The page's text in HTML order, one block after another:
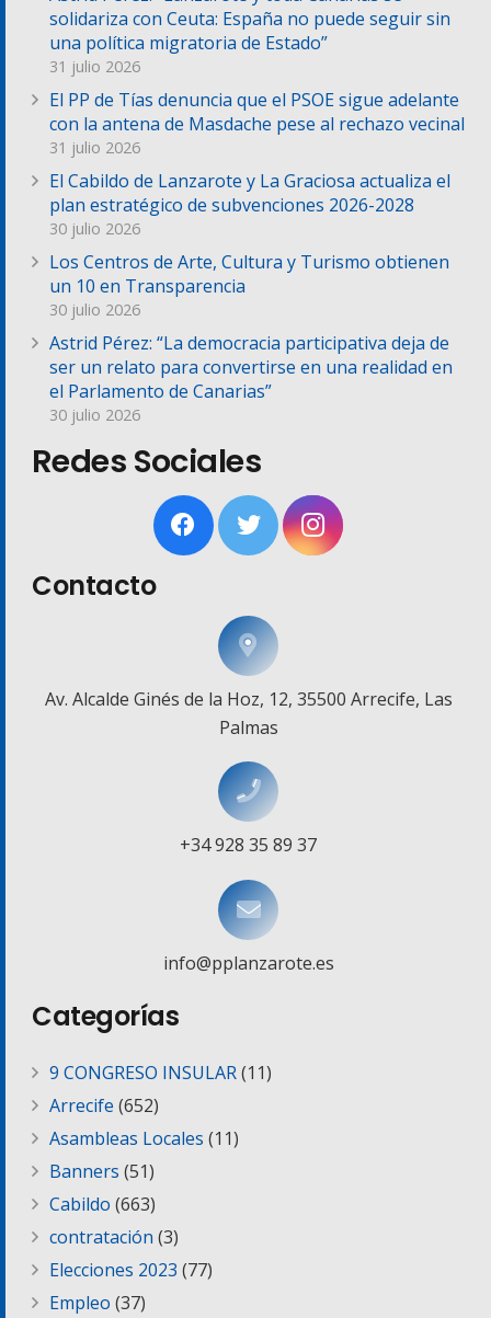
solidariza con Ceuta: España no puede seguir sin
una política migratoria de Estado”
31 julio 2026
El PP de Tías denuncia que el PSOE sigue adelante
con la antena de Masdache pese al rechazo vecinal
31 julio 2026
El Cabildo de Lanzarote y La Graciosa actualiza el
plan estratégico de subvenciones 2026-2028
30 julio 2026
Los Centros de Arte, Cultura y Turismo obtienen
un 10 en Transparencia
30 julio 2026
Astrid Pérez: “La democracia participativa deja de
ser un relato para convertirse en una realidad en
el Parlamento de Canarias”
30 julio 2026
Redes Sociales
Contacto
Av. Alcalde Ginés de la Hoz, 12, 35500 Arrecife, Las
Palmas
+34 928 35 89 37
info@pplanzarote.es
Categorías
9 CONGRESO INSULAR(11)
Arrecife (652)
Asambleas Locales (11)
Banners (51)
Cabildo (663)
contratación (3)
Elecciones 2023 (77)
Empleo (37)